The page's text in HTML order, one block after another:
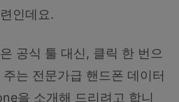
인데요.
공식 툴 대신, 클릭 한 번으
는 전문가급 핸드폰 데이터
을 소개해 드리려고 합니